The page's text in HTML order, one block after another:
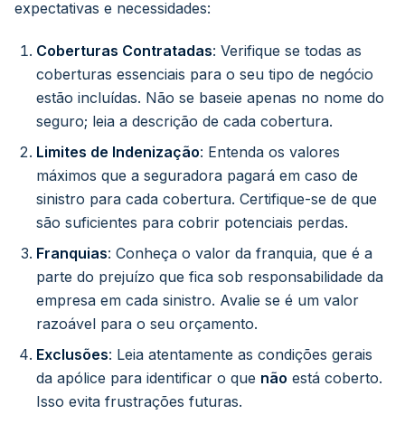
expectativas e necessidades:
Coberturas Contratadas: Verifique se todas as
coberturas essenciais para o seu tipo de negócio
estão incluídas. Não se baseie apenas no nome do
seguro; leia a descrição de cada cobertura.
Limites de Indenização: Entenda os valores
máximos que a seguradora pagará em caso de
sinistro para cada cobertura. Certifique-se de que
são suficientes para cobrir potenciais perdas.
Franquias: Conheça o valor da franquia, que é a
parte do prejuízo que fica sob responsabilidade da
empresa em cada sinistro. Avalie se é um valor
razoável para o seu orçamento.
Exclusões: Leia atentamente as condições gerais
da apólice para identificar o que não está coberto.
Isso evita frustrações futuras.